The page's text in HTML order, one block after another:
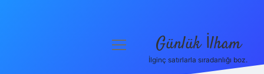
menüyü
Günlük İlham
İlginç satırlarla sıradanlığı boz.